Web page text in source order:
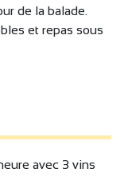
de la balade.
et repas sous
avec 3 vins